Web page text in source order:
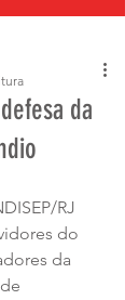
da
RJ
do
da